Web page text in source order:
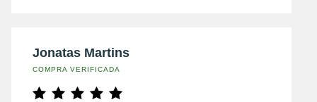
Jonatas Martins
COMPRA VERIFICADA